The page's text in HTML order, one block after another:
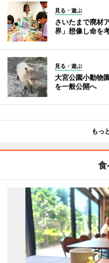
見る・遊ぶ
さいたまで廃材
界」想像し命を
見る・遊ぶ
大宮公園小動物
を一般公開へ
もっ
食